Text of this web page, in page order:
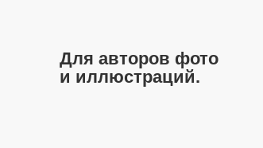
Для авторов фото
и иллюстраций.